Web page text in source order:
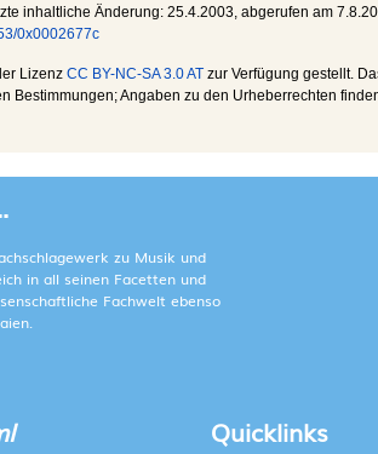
inhaltliche Änderung: 25.4.2003 , abgerufen am
0x0002677c
Lizenz CC BY-NC-SA 3.0 AT zur Verfügung gestellt.
Bestimmungen; Angaben zu den Urheberrechten
zu Musik und
in all seinen Facetten und
Fachwelt ebenso
Quicklinks